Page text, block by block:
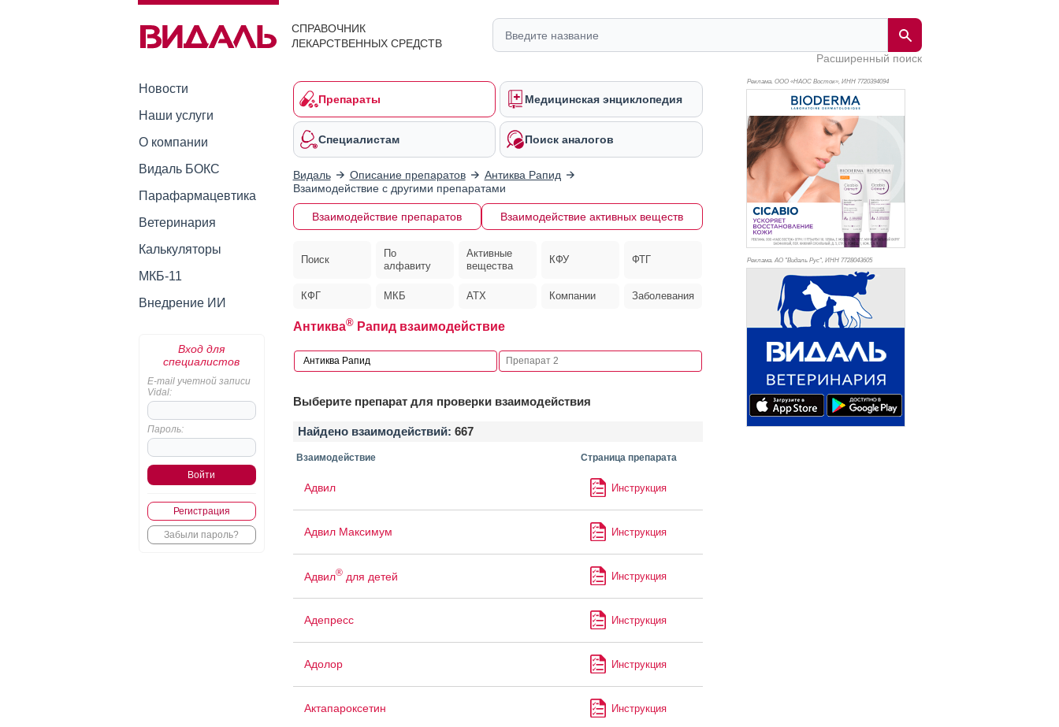
СПРАВОЧНИК
ЛЕКАРСТВЕННЫХ СРЕДСТВ
Расширенный поиск
Новости
Наши услуги
О компании
Видаль БОКС
Парафармацевтика
Ветеринария
Калькуляторы
МКБ-11
Внедрение ИИ
Вход для
специалистов
E-mail учетной записи
Vidal:
Пароль:
Регистрация
Забыли пароль?
Препараты Медицинская энциклопедия
Специалистам Поиск аналогов
Видаль Описание препаратов
Антиква Рапид
Взаимодействие с другими препаратами
Взаимодействие препаратов Взаимодействие активных веществ
Поиск
По
алфавиту
Активные
вещества
КФУ ФТГ
КФГ МКБ АТХ Компании Заболевания
Антиква®Рапид взаимодействие
Выберите препарат для проверки взаимодействия
Найдено взаимодействий: 667
Взаимодействие Страница препарата
Адвил Инструкция
Адвил Максимум Инструкция
Адвил®для детей Инструкция
Адепресс Инструкция
Адолор Инструкция
Актапароксетин Инструкция
Реклама. ООО «НАОС Восток», ИНН 7720394094
Реклама. АО "Видаль Рус", ИНН 7728043605